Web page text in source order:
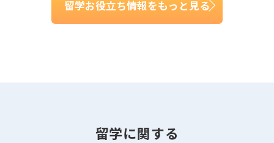
留学お役立ち情報をもっと見る
留学に関する